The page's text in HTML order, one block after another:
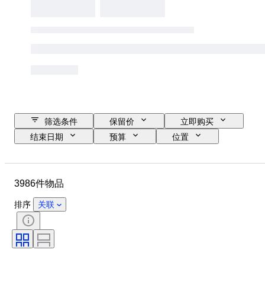
筛选条件 保留价
立即购买
结束日期
预算
位置
性别
证明
签名
生长风格
原创作品／复制品
3986件物品
排序 关联